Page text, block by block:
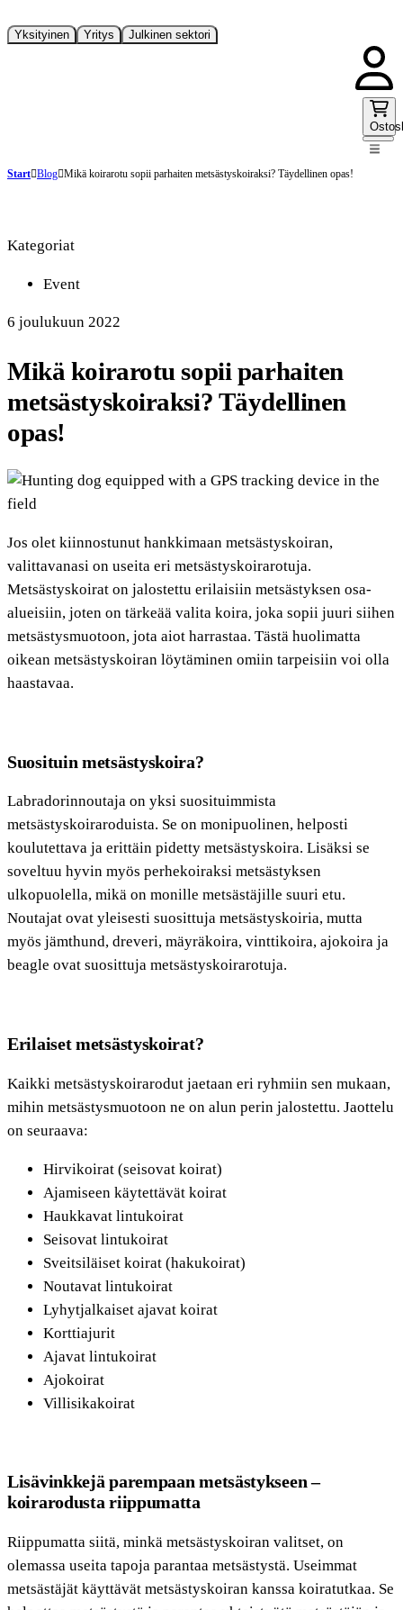
Yksityinen Yritys Julkinen sektori
Start Blog Mikä koirarotu sopii parhaiten metsästyskoiraksi? Täydellinen opas!
Kategoriat
Event
6 joulukuun 2022
Mikä koirarotu sopii parhaiten
metsästyskoiraksi? Täydellinen
opas!
Jos olet kiinnostunut hankkimaan metsästyskoiran,
valittavanasi on useita eri metsästyskoirarotuja.
Metsästyskoirat on jalostettu erilaisiin metsästyksen osa-
alueisiin, joten on tärkeää valita koira, joka sopii juuri siihen
metsästysmuotoon, jota aiot harrastaa. Tästä huolimatta
oikean metsästyskoiran löytäminen omiin tarpeisiin voi olla
haastavaa.
Suosituin metsästyskoira?
Labradorinnoutaja on yksi suosituimmista
metsästyskoiraroduista. Se on monipuolinen, helposti
koulutettava ja erittäin pidetty metsästyskoira. Lisäksi se
soveltuu hyvin myös perhekoiraksi metsästyksen
ulkopuolella, mikä on monille metsästäjille suuri etu.
Noutajat ovat yleisesti suosittuja metsästyskoiria, mutta
myös jämthund, dreveri, mäyräkoira, vinttikoira, ajokoira ja
beagle ovat suosittuja metsästyskoirarotuja.
Erilaiset metsästyskoirat?
Kaikki metsästyskoirarodut jaetaan eri ryhmiin sen mukaan,
mihin metsästysmuotoon ne on alun perin jalostettu. Jaottelu
on seuraava:
Hirvikoirat (seisovat koirat)
Ajamiseen käytettävät koirat
Haukkavat lintukoirat
Seisovat lintukoirat
Sveitsiläiset koirat (hakukoirat)
Noutavat lintukoirat
Lyhytjalkaiset ajavat koirat
Korttiajurit
Ajavat lintukoirat
Ajokoirat
Villisikakoirat
Lisävinkkejä parempaan metsästykseen –
koirarodusta riippumatta
Riippumatta siitä, minkä metsästyskoiran valitset, on
olemassa useita tapoja parantaa metsästystä. Useimmat
metsästäjät käyttävät metsästyskoiran kanssa koiratutkaa. Se